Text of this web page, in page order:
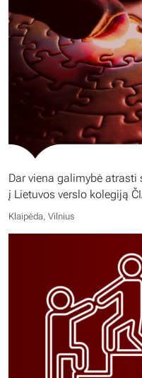
Dar viena galimybė
į Lietuvos verslo kolegiją
Klaipėda, Vilnius